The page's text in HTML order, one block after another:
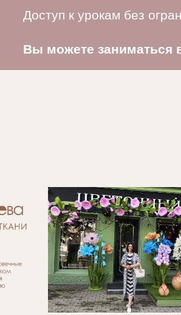
Доступ к урокам без
Вы можете заниматься